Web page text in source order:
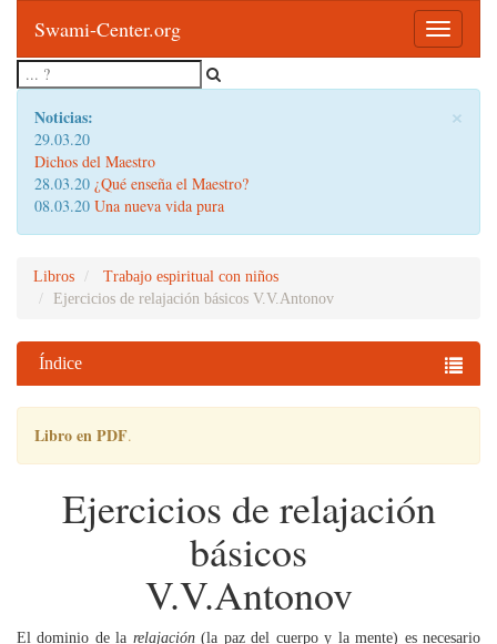
Toggle
Swami-Center.org
×
Noticias:
29.03.20
Dichos del Maestro
28.03.20 ¿Qué enseña el Maestro?
08.03.20 Una nueva vida pura
Libros
Trabajo espiritual con niños
Ejercicios de relajación básicos V.V.Antonov
Índice
Libro en PDF.
Ejercicios de relajación
básicos
V.V.Antonov
El dominio de la relajación(la paz del cuerpo y la mente) es necesario